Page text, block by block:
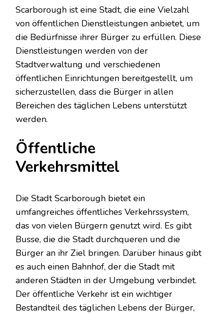
Scarborough ist eine Stadt, die eine Vielzahl
von öffentlichen Dienstleistungen anbietet, um
die Bedürfnisse ihrer Bürger zu erfüllen. Diese
Dienstleistungen werden von der
Stadtverwaltung und verschiedenen
öffentlichen Einrichtungen bereitgestellt, um
sicherzustellen, dass die Bürger in allen
Bereichen des täglichen Lebens unterstützt
werden.
Öffentliche
Verkehrsmittel
Die Stadt Scarborough bietet ein
umfangreiches öffentliches Verkehrssystem,
das von vielen Bürgern genutzt wird. Es gibt
Busse, die die Stadt durchqueren und die
Bürger an ihr Ziel bringen. Darüber hinaus gibt
es auch einen Bahnhof, der die Stadt mit
anderen Städten in der Umgebung verbindet.
Der öffentliche Verkehr ist ein wichtiger
Bestandteil des täglichen Lebens der Bürger,